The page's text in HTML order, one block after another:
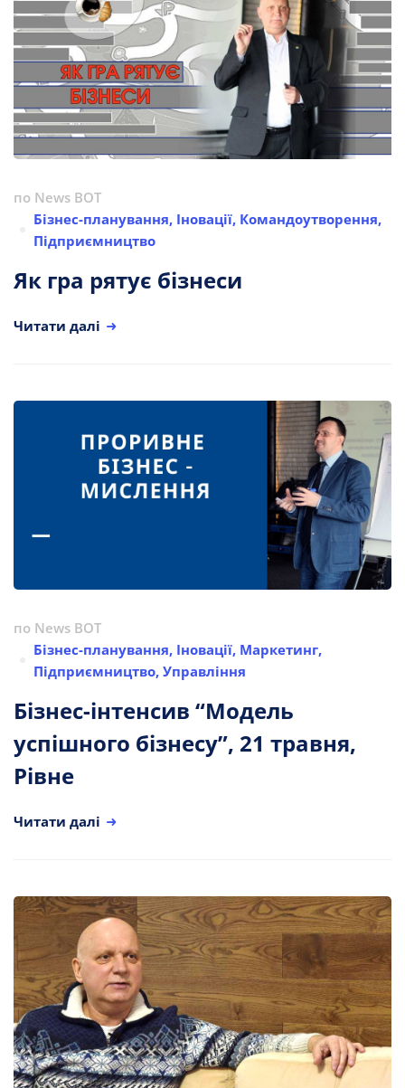
по News BOT
Бізнес-планування, Іновації, Командоутворення,
Підприємництво
Як гра рятує бізнеси
Читати далі
по News BOT
Бізнес-планування, Іновації, Маркетинг,
Підприємництво, Управління
Бізнес-інтенсив “Модель
успішного бізнесу”, 21 травня,
Рівне
Читати далі